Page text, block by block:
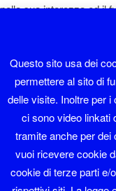
nella sua interezza ed il
sembrare un ottimista e
Diaolin
Sono nato a Sover nel
Faccio il sistemista con
Sono membro del
Se volete contattarmi la
Questo sito usa dei
permettere al sito di
delle visite. Inoltre per
ci sono video linkati
tramite anche per
vuoi ricevere cookie
cookie di terze parti e/